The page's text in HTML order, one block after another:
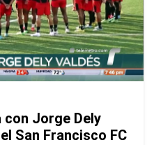
con Jorge Dely
San Francisco FC